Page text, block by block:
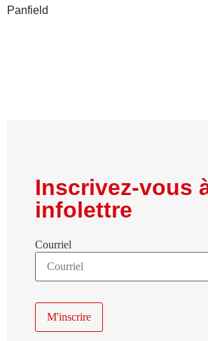
Panfield
Inscrivez-vous
infolettre
Courriel